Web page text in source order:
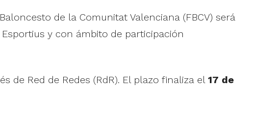
de la Comunitat Valenciana (FBCV) será
y con ámbito de participación
de Red de Redes (RdR). El plazo finaliza el 17 de